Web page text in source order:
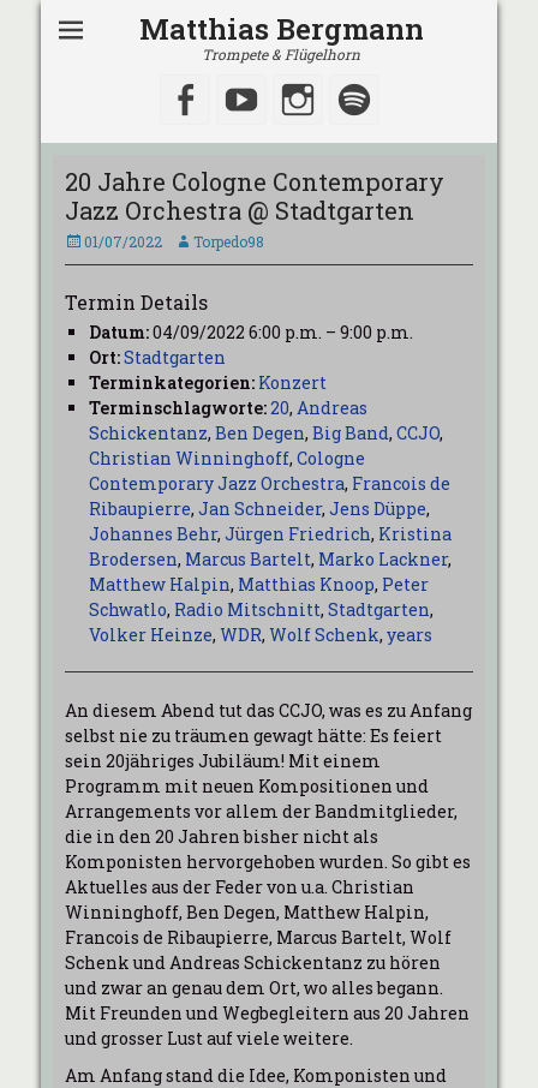
Matthias Bergmann
Trompete & Flügelhorn
Facebook
YouTubeInstagram
20 Jahre Cologne Contemporary
Jazz Orchestra @ Stadtgarten
Veröffentlicht
am
01/07/2022 AutorTorpedo98
Termin Details
Datum:04/09/2022 6:00 p.m. – 9:00 p.m.
Ort:Stadtgarten
Terminkategorien: Konzert
Terminschlagworte:20, Andreas
Schickentanz, Ben Degen, Big Band, CCJO,
Christian Winninghoff, Cologne
Contemporary Jazz Orchestra, Francois de
Ribaupierre, Jan Schneider, Jens Düppe,
Johannes Behr, Jürgen Friedrich, Kristina
Brodersen, Marcus Bartelt, Marko Lackner,
Matthew Halpin, Matthias Knoop, Peter
Schwatlo, Radio Mitschnitt, Stadtgarten,
Volker Heinze, WDR, Wolf Schenk, years
An diesem Abend tut das CCJO, was es zu Anfang
selbst nie zu träumen gewagt hätte: Es feiert
sein 20jähriges Jubiläum! Mit einem
Programm mit neuen Kompositionen und
Arrangements vor allem der Bandmitglieder,
die in den 20 Jahren bisher nicht als
Komponisten hervorgehoben wurden. So gibt es
Aktuelles aus der Feder von u.a. Christian
Winninghoff, Ben Degen, Matthew Halpin,
Francois de Ribaupierre, Marcus Bartelt, Wolf
Schenk und Andreas Schickentanz zu hören
und zwar an genau dem Ort, wo alles begann.
Mit Freunden und Wegbegleitern aus 20 Jahren
und grosser Lust auf viele weitere.
Am Anfang stand die Idee, Komponisten und